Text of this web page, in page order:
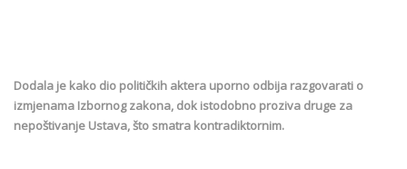
Dodala je kako dio političkih aktera uporno odbija razgovarati o
izmjenama Izbornog zakona, dok istodobno proziva druge za
nepoštivanje Ustava, što smatra kontradiktornim.